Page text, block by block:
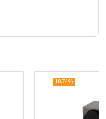
18.74%